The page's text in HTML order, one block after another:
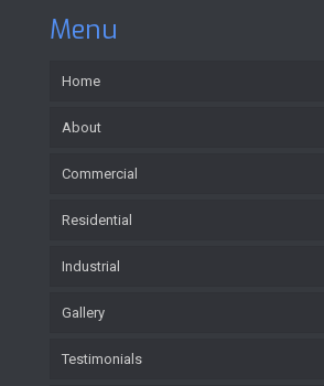
Menu
Home
About
Commercial
Residential
Industrial
Gallery
Testimonials